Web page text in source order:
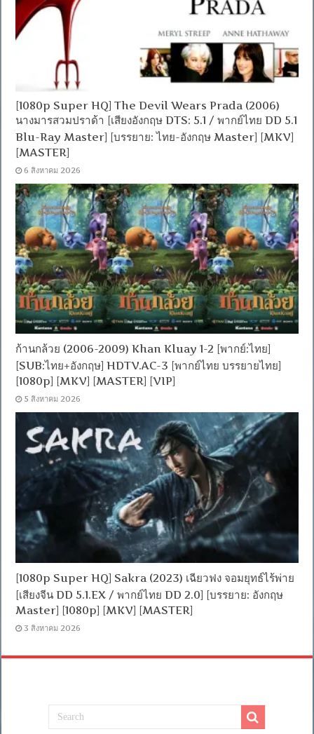
[1080p Super HQ] The Devil Wears Prada (2006)
นางมารสวมปราด้า [เสียงอังกฤษ DTS: 5.1 / พากย์ไทย DD 5.1
Blu-Ray Master] [บรรยาย: ไทย-อังกฤษ Master] [MKV]
[MASTER]
6 สิงหาคม 2026
ก้านกล้วย (2006-2009) Khan Kluay 1-2 [พากย์:ไทย]
[SUB:ไทย+อังกฤษ] HDTV.AC-3 [พากย์ไทย บรรยายไทย]
[1080p] [MKV] [MASTER] [VIP]
5 สิงหาคม 2026
[1080p Super HQ] Sakra (2023) เฉียวฟง จอมยุทธ์ไร้พ่าย
[เสียงจีน DD 5.1.EX / พากย์ไทย DD 2.0] [บรรยาย: อังกฤษ
Master] [1080p] [MKV] [MASTER]
3 สิงหาคม 2026